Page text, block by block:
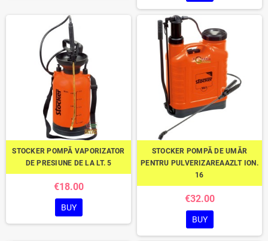
STOCKER POMPĂ VAPORIZATOR
DE PRESIUNE DE LA LT. 5
€18.00
BUY
STOCKER POMPĂ DE UMĂR
PENTRU PULVERIZAREAAZLT ION.
16
€32.00
BUY